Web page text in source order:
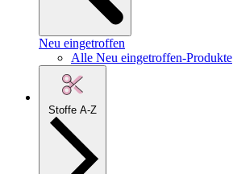
Neu eingetroffen
Alle Neu eingetroffen-Produkte
Stoffe A-Z